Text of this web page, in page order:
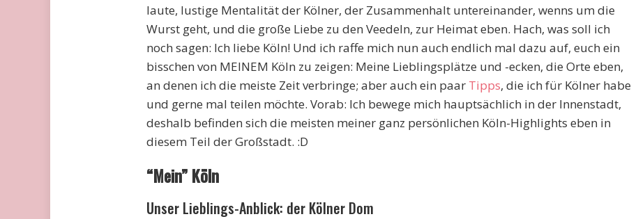
laute, lustige Mentalität der Kölner, der Zusammenhalt untereinander, wenns um die
Wurst geht, und die große Liebe zu den Veedeln, zur Heimat eben. Hach, was soll ich
noch sagen: Ich liebe Köln! Und ich raffe mich nun auch endlich mal dazu auf, euch ein
bisschen von MEINEM Köln zu zeigen: Meine Lieblingsplätze und -ecken, die Orte eben,
an denen ich die meiste Zeit verbringe; aber auch ein paar Tipps, die ich für Kölner habe
und gerne mal teilen möchte. Vorab: Ich bewege mich hauptsächlich in der Innenstadt,
deshalb befinden sich die meisten meiner ganz persönlichen Köln-Highlights eben in
diesem Teil der Großstadt. :D
“Mein” Köln
Unser Lieblings-Anblick: der Kölner Dom